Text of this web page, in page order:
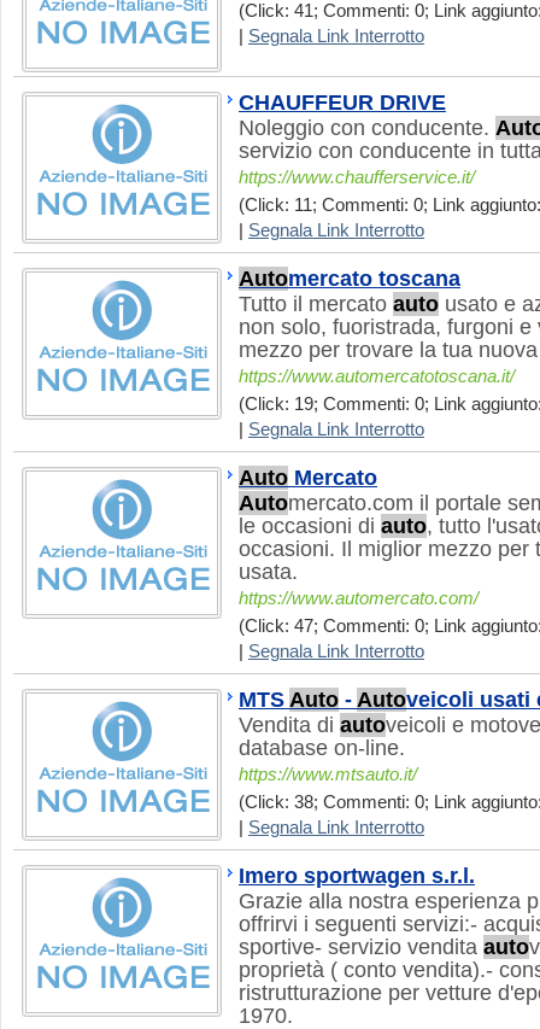
(Click: 41; Commenti: 0; Link
Segnala Link Interrotto
CHAUFFEUR DRIVE
Noleggio con conducente.
servizio con conducente in
https://www.chaufferservice.it/
(Click: 11; Commenti: 0; Link
Segnala Link Interrotto
Automercato toscana
Tutto il mercato auto usato e
non solo, fuoristrada, furgoni
mezzo per trovare la tua
https://www.automercatotoscana.it/
(Click: 19; Commenti: 0; Link
Segnala Link Interrotto
Auto Mercato
Automercato.com il portale
le occasioni di auto, tutto
occasioni. Il miglior mezzo
usata.
https://www.automercato.com/
(Click: 47; Commenti: 0; Link
Segnala Link Interrotto
MTS Auto - Autoveicoli usati
Vendita di autoveicoli e
database on-line.
https://www.mtsauto.it/
(Click: 38; Commenti: 0; Link
Segnala Link Interrotto
Imero sportwagen s.r.l.
Grazie alla nostra esperienza
offrirvi i seguenti servizi:-
sportive- servizio vendita auto
proprietà ( conto vendita).-
ristrutturazione per vetture
1970.